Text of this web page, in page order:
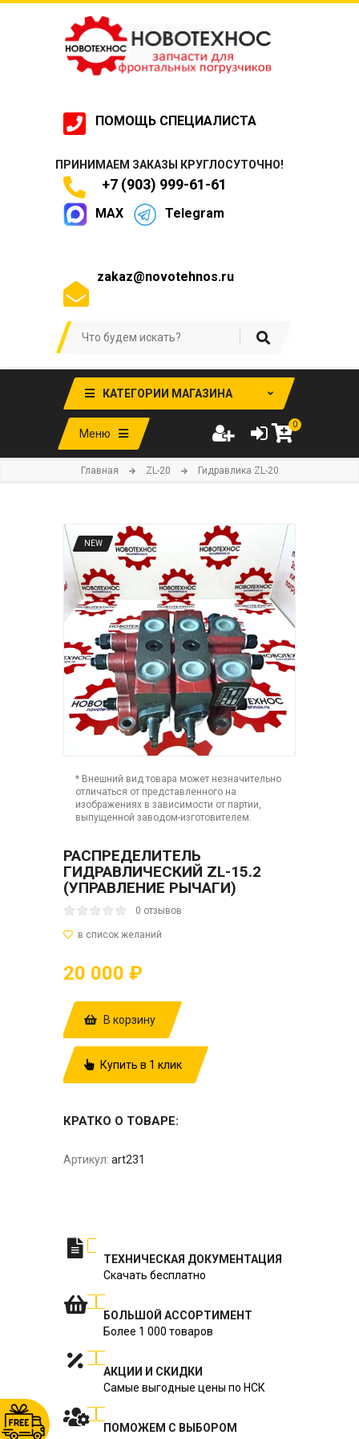
ПОМОЩЬ СПЕЦИАЛИСТА
ПРИНИМАЕМ ЗАКАЗЫ КРУГЛОСУТОЧНО!
+7 (903) 999-61-61
MAX Telegram
zakaz@novotehnos.ru
КАТЕГОРИИ МАГАЗИНА
Меню
0
Главная ZL-20 Гидравлика ZL-20
NEW
* Внешний вид товара может незначительно
отличаться от представленного на
изображениях в зависимости от партии,
выпущенной заводом-изготовителем.
РАСПРЕДЕЛИТЕЛЬ
ГИДРАВЛИЧЕСКИЙ ZL-15.2
(УПРАВЛЕНИЕ РЫЧАГИ)
0 отзывов
20 000 ₽
В корзину
Купить в 1 клик
КРАТКО О ТОВАРЕ:
Артикул: art231
ТЕХНИЧЕСКАЯ ДОКУМЕНТАЦИЯ
Скачать бесплатно
БОЛЬШОЙ АССОРТИМЕНТ
Более 1 000 товаров
АКЦИИ И СКИДКИ
Самые выгодные цены по НСК
ПОМОЖЕМ С ВЫБОРОМ